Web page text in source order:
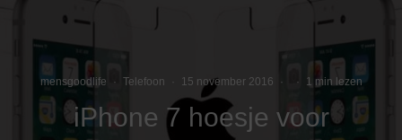
mensgoodlife · Telefoon 15 november 2016 · · 1 min lezen
iPhone 7 hoesje voor